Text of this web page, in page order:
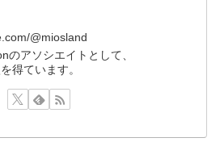
@miosland
のアソシエイトとして、
得ています。